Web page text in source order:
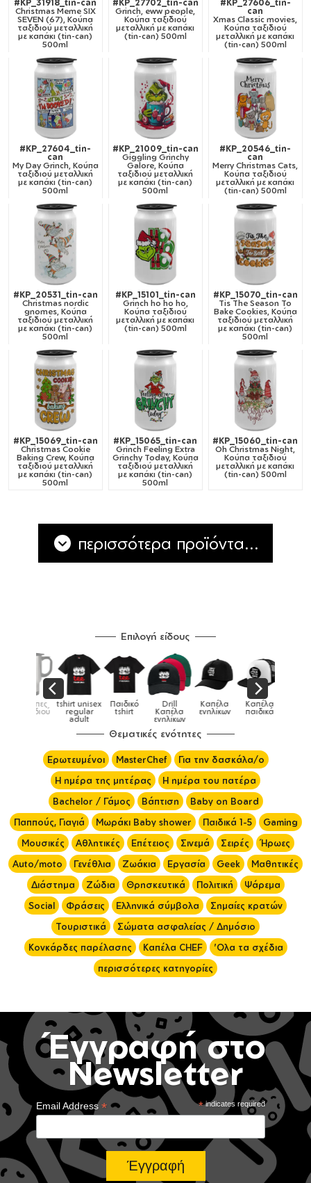
#KP_31918_tin-can
Christmas Meme SIX
SEVEN (67), Κούπα
ταξιδιού μεταλλική
με καπάκι (tin-can)
500ml
#KP_27702_tin-can
Grinch, eww people,
Κούπα ταξιδιού
μεταλλική με καπάκι
(tin-can) 500ml
#KP_27606_tin-
can
Xmas Classic movies,
Κούπα ταξιδιού
μεταλλική με καπάκι
(tin-can) 500ml
#KP_27604_tin-
can
My Day Grinch, Κούπα
ταξιδιού μεταλλική
με καπάκι (tin-can)
500ml
#KP_21009_tin-can
Giggling Grinchy
Galore, Κούπα
ταξιδιού μεταλλική
με καπάκι (tin-can)
500ml
#KP_20546_tin-
can
Merry Christmas Cats,
Κούπα ταξιδιού
μεταλλική με καπάκι
(tin-can) 500ml
#KP_20531_tin-can
Christmas nordic
gnomes, Κούπα
ταξιδιού μεταλλική
με καπάκι (tin-can)
500ml
#KP_15101_tin-can
Grinch ho ho ho,
Κούπα ταξιδιού
μεταλλική με καπάκι
(tin-can) 500ml
#KP_15070_tin-can
Tis The Season To
Bake Cookies, Κούπα
ταξιδιού μεταλλική
με καπάκι (tin-can)
500ml
#KP_15069_tin-can
Christmas Cookie
Baking Crew, Κούπα
ταξιδιού μεταλλική
με καπάκι (tin-can)
500ml
#KP_15065_tin-can
Grinch Feeling Extra
Grinchy Today, Κούπα
ταξιδιού μεταλλική
με καπάκι (tin-can)
500ml
#KP_15060_tin-can
Oh Christmas Night,
Κούπα ταξιδιού
μεταλλική με καπάκι
(tin-can) 500ml
περισσότερα προϊόντα...
Επιλογή είδους
Παιδικό Drill
Καπέλα
ενηλίκων
Καπέλα
ενηλίκων
Καπέλα
παιδικά Κούπες Κούπες
ειδικές
Θεματικές ενότητες
Ερωτευμένοι MasterChef
Για την δασκάλα/ο
Η ημέρα της μητέρας
Η ημέρα του πατέρα
Bachelor / Γάμος
Βάπτιση
Baby on Board
Παππούς, Γιαγιά
Μωράκι Baby shower Παιδικά 1-5
Gaming
Μουσικές
Αθλητικές Επέτειος Σινεμά Σειρές
Ήρωες
Auto/moto
Γενέθλια Ζωάκια Εργασία Geek
Μαθητικές
Διάστημα
Ζώδια Θρησκευτικά Πολιτική
Ψάρεμα
Social
Φράσεις Ελληνικά σύμβολα
Σημαίες κρατών
Τουριστικά
Σώματα ασφαλείας / Δημόσιο
Κονκάρδες παρέλασης
Καπέλα CHEF
'Ολα τα σχέδια
περισσότερες κατηγορίες
Έγγραφή στο
Newsletter
*indicates required
Email Address*